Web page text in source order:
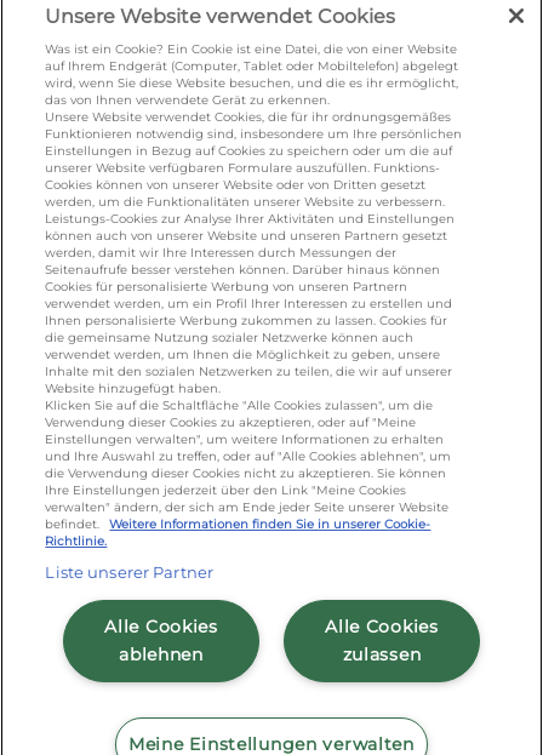
omiramilch.de/minusl.de
KONTAKT
foodservice.info@de.lactalis.com
Lactalis Deutschland GmbH - Tel: +49 (0)751
887 366 /lactalis.de
Omira Bodenseemilch GmbH - Tel: +49
(0)751 887 366 /omira.de
Cookie Richtlinie/Sitemap/Datenschutz
Impressum/AGB
Unsere Website verwendet Cookies
Was ist ein Cookie? Ein Cookie ist eine Datei, die von einer Website
auf Ihrem Endgerät (Computer, Tablet oder Mobiltelefon) abgelegt
wird, wenn Sie diese Website besuchen, und die es ihr ermöglicht,
das von Ihnen verwendete Gerät zu erkennen.
Unsere Website verwendet Cookies, die für ihr ordnungsgemäßes
Funktionieren notwendig sind, insbesondere um Ihre persönlichen
Einstellungen in Bezug auf Cookies zu speichern oder um die auf
unserer Website verfügbaren Formulare auszufüllen. Funktions-
Cookies können von unserer Website oder von Dritten gesetzt
werden, um die Funktionalitäten unserer Website zu verbessern.
Leistungs-Cookies zur Analyse Ihrer Aktivitäten und Einstellungen
können auch von unserer Website und unseren Partnern gesetzt
werden, damit wir Ihre Interessen durch Messungen der
Seitenaufrufe besser verstehen können. Darüber hinaus können
Cookies für personalisierte Werbung von unseren Partnern
verwendet werden, um ein Profil Ihrer Interessen zu erstellen und
Ihnen personalisierte Werbung zukommen zu lassen. Cookies für
die gemeinsame Nutzung sozialer Netzwerke können auch
verwendet werden, um Ihnen die Möglichkeit zu geben, unsere
Inhalte mit den sozialen Netzwerken zu teilen, die wir auf unserer
Website hinzugefügt haben.
Klicken Sie auf die Schaltfläche "Alle Cookies zulassen", um die
Verwendung dieser Cookies zu akzeptieren, oder auf "Meine
Einstellungen verwalten", um weitere Informationen zu erhalten
und Ihre Auswahl zu treffen, oder auf "Alle Cookies ablehnen", um
die Verwendung dieser Cookies nicht zu akzeptieren. Sie können
Ihre Einstellungen jederzeit über den Link "Meine Cookies
verwalten" ändern, der sich am Ende jeder Seite unserer Website
befindet.
Weitere Informationen finden Sie in unserer Cookie-
Richtlinie.
Liste unserer Partner
Alle Cookies
zulassen
Alle Cookies
ablehnen
Meine Einstellungen verwalten